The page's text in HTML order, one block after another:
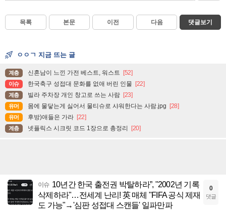
목록 본문 이전 다음 댓글보기
ㅇㅇㄱ 지금 뜨는 글
계층 신혼남이 느낀 가전 베스트, 워스트 [52]
이슈 한국축구 성접대 문화를 없애 버린 인물 [22]
계층 빌라 주차장 개인 창고로 쓰는 사람 [23]
유머 몸에 물닿는게 싫어서 물티슈로 샤워한다는 사람.jpg [28]
유머 후방)애들은 가라 [22]
계층 넷플릭스 시크릿 코드 1장으로 총정리 [20]
이슈 10년간 한국 출전권 박탈하라”, "2002년 기록
삭제하라"…전세계 난리! 英 매체 "FIFA 공식 제재
도 가능"→'심판 성접대 스캔들' 일파만파
0
댓글